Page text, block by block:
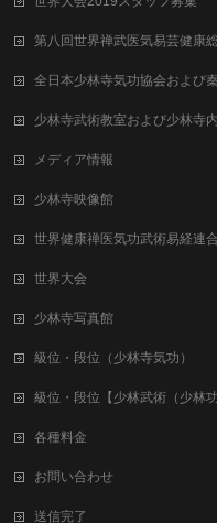
第八回世界禅武医気易芸健康
全日本少林寺気功協会および
少林寺武術教室および少林寺
メディア情報
少林寺映像館
世界健康禅医気功武術易経連
世界大会
少林寺写真館
級位・段位（少林寺気功）
級位・段位【少林武術（少林功
各種料金
お問い合わせ
送信完了